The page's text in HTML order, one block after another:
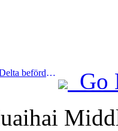
Prev:Die Eisenbahn im Jangtse-Delta beförderte während der Maifeiertage über 21,38 Millionen Fahrgäste.
Go